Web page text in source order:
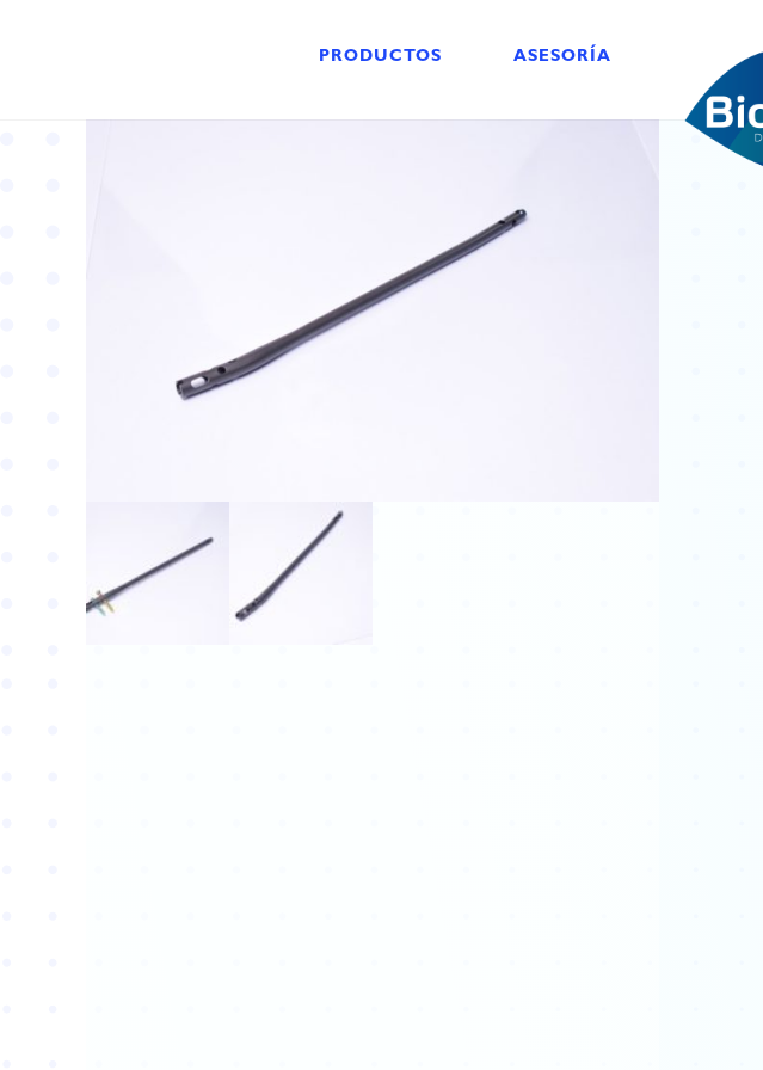
PRODUCTOS ASESORÍA